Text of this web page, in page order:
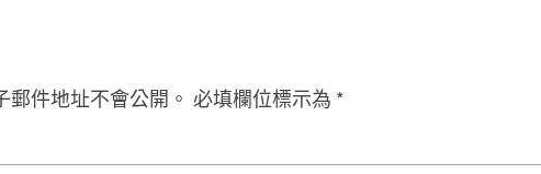
件地址不會公開。 必填欄位標示為 *